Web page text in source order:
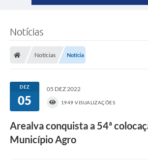
Notícias
Notícias Notícia
DEZ
05
05 DEZ 2022
1949 VISUALIZAÇÕES
Arealva conquista a 54ª
Município Agro